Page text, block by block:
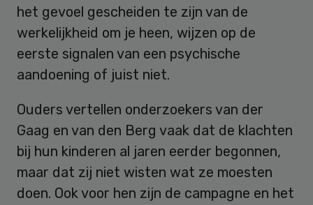
het gevoel gescheiden te zijn van de
werkelijkheid om je heen, wijzen op de
eerste signalen van een psychische
aandoening of juist niet.
Ouders vertellen onderzoekers van der
Gaag en van den Berg vaak dat de klachten
bij hun kinderen al jaren eerder begonnen,
maar dat zij niet wisten wat ze moesten
doen. Ook voor hen zijn de campagne en het